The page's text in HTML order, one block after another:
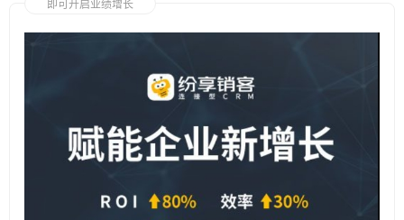
即可开启业绩增长